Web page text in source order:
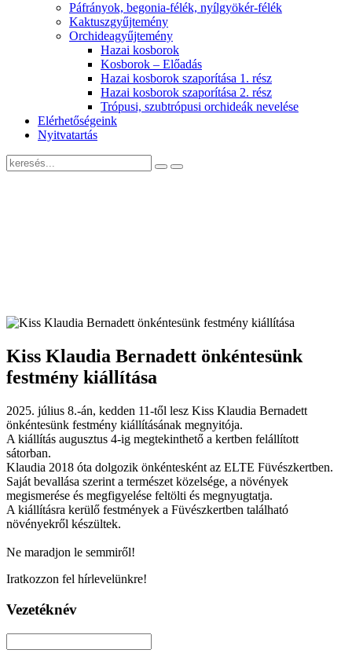
Páfrányok, begonia-félék, nyílgyökér-félék
Kaktuszgyűjtemény
Orchideagyűjtemény
Hazai kosborok
Kosborok – Előadás
Hazai kosborok szaporítása 1. rész
Hazai kosborok szaporítása 2. rész
Trópusi, szubtrópusi orchideák nevelése
Elérhetőségeink
Nyitvatartás
Kiss Klaudia Bernadett önkéntesünk
festmény kiállítása
2025. július 8.-án, kedden 11-től lesz Kiss Klaudia Bernadett
önkéntesünk festmény kiállításának megnyitója.
A kiállítás augusztus 4-ig megtekinthető a kertben felállított
sátorban.
Klaudia 2018 óta dolgozik önkéntesként az ELTE Füvészkertben.
Saját bevallása szerint a természet közelsége, a növények
megismerése és megfigyelése feltölti és megnyugtatja.
A kiállításra kerülő festmények a Füvészkertben található
növényekről készültek.
Ne maradjon le semmiről!
Iratkozzon fel hírlevelünkre!
Vezetéknév